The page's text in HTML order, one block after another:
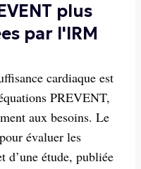
plus
par l'IRM
cardiaque est
PREVENT,
aux besoins. Le
évaluer les
d’une étude, publiée